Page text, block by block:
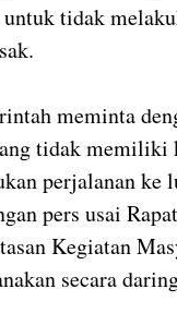
tidak
meminta
tidak memiliki
perjalanan ke
pers usai
Kegiatan
secara